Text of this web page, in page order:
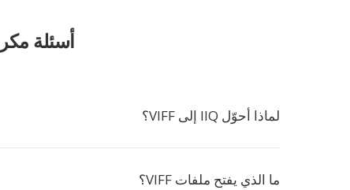
أسئلة
لماذا أحوّل IIQ إلى VIFF؟
ما الذي يفتح ملفات VIFF؟